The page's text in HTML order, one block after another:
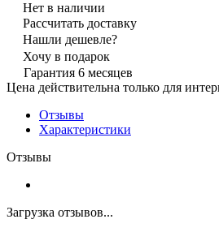
Нет в наличии
Рассчитать доставку
Нашли дешевле?
Хочу в подарок
Гарантия 6 месяцев
Цена действительна только для
Отзывы
Характеристики
Отзывы
Загрузка отзывов...